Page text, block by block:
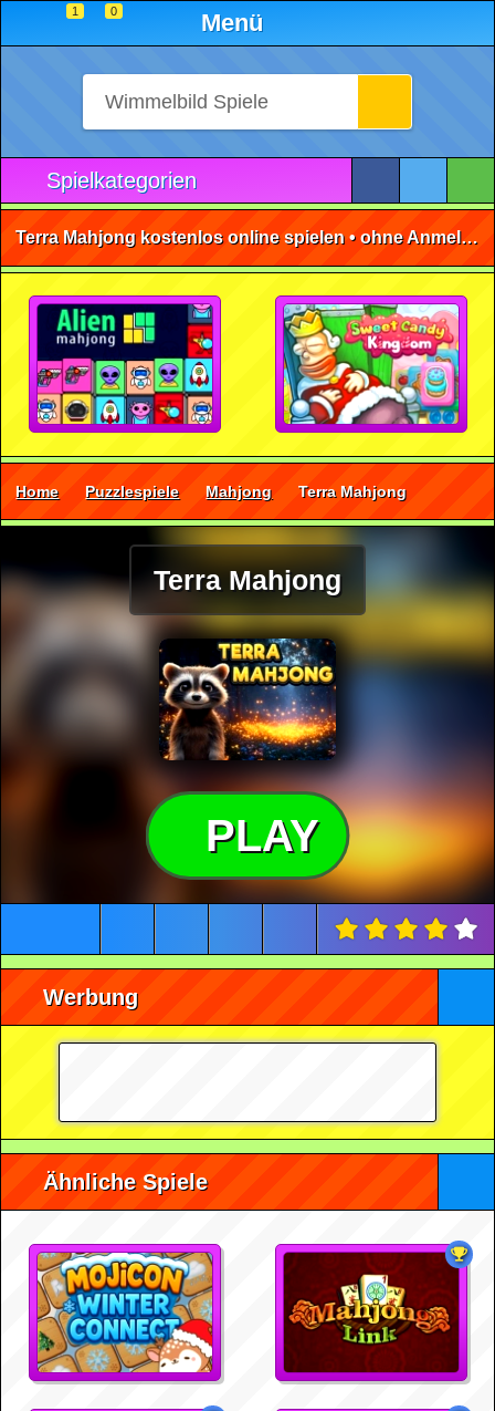
1 0 Menü
Spielkategorien
Terra Mahjong kostenlos online spielen • ohne Anmeldung 🕹️
Home Puzzlespiele Mahjong Terra Mahjong
Terra Mahjong
PLAY
Werbung
Ähnliche Spiele